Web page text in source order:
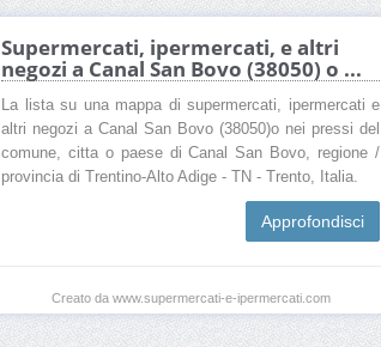
Supermercati, ipermercati, e altri
negozi a Canal San Bovo (38050) o ...
La lista su una mappa di supermercati, ipermercati e
altri negozi a Canal San Bovo (38050)o nei pressi del
comune, citta o paese di Canal San Bovo, regione /
provincia di Trentino-Alto Adige - TN - Trento, Italia.
Approfondisci
Creato da www.supermercati-e-ipermercati.com